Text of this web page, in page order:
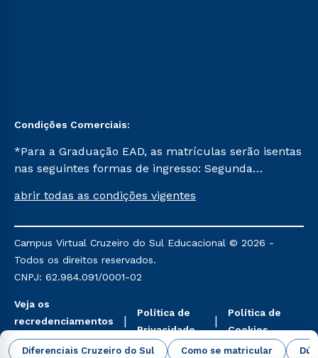
Diferenciais Cruzeiro do Sul Como se matricular
Condições Comerciais:
*Para a Graduação EAD, as matrículas serão isentas
nas seguintes formas de ingresso: Segunda
Já para as demais, a taxa de matrícula será de R$
mencionadas são referentes aos cursos: Ensino
Religioso, Geografia para a Docência e Metodologia
do Ensino de História: Questões Atuais.
abrir todas as condições vigentes
Campus Virtual Cruzeiro do Sul Educacional © 2026 -
Todos os direitos reservados.
CNPJ: 62.984.091/0001-02
Veja os
recredenciamentos
aqui
Política de
Privacidade
Política de
Cookies